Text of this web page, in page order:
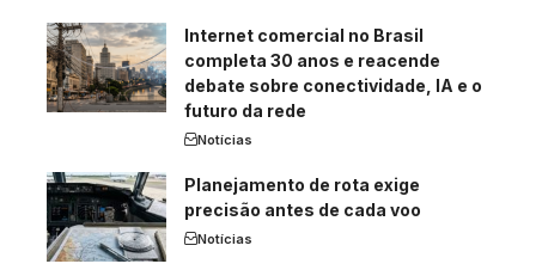
Internet comercial no Brasil
completa 30 anos e reacende
debate sobre conectividade, IA e o
futuro da rede
Notícias
Planejamento de rota exige
precisão antes de cada voo
Notícias